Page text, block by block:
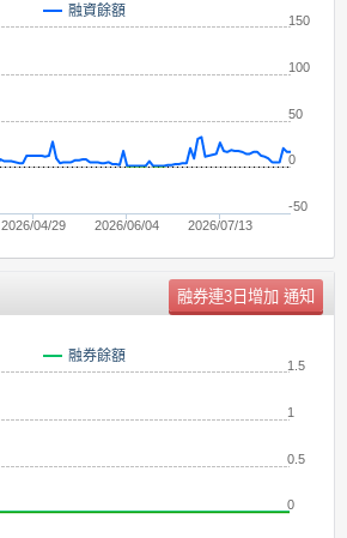
融資餘額
2026/04/29 2026/06/04 2026/07/13
-50
0
50
100
150
單位：張
融券餘額
0
0.5
1
1.5